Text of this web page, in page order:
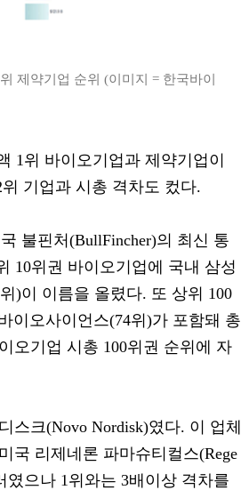
제약기업 순위 (이미지 = 한국바이
1위 바이오기업과 제약기업이
기업과 시총 격차도 컸다.
불핀처(BullFincher)의 최신 통
10위권 바이오기업에 국내 삼성
)이 이름을 올렸다. 또 상위 100
이오사이언스(74위)가 포함돼 총
오기업 시총 100위권 순위에 자
스크(Novo Nordisk)였다. 이 업체
국 리제네론 파마슈티컬스(Rege
였으나 1위와는 3배이상 격차를